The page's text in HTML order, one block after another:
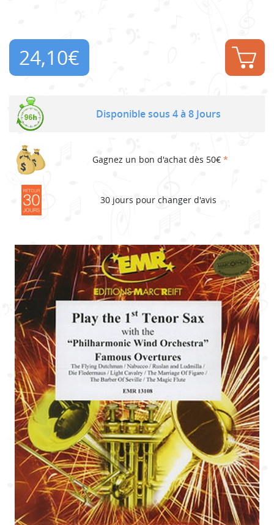
24,10€
Disponible sous 4 à 8 Jours
Gagnez un bon d'achat dès 50€ *
30 jours pour changer d'avis